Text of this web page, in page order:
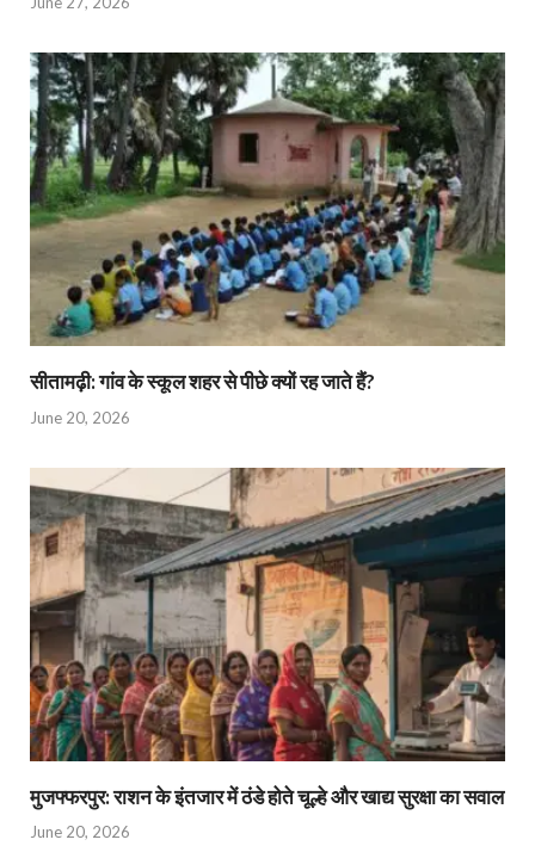
सीतामढ़ी: गांव के स्कूल शहर से पीछे क्यों रह जाते हैं?
June 20, 2026
मुजफ्फरपुर: राशन के इंतजार में ठंडे होते चूल्हे और खाद्य सुरक्षा का सवाल
June 20, 2026